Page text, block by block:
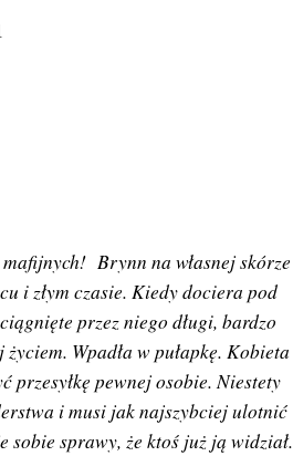
Brynn na własnej skórze
i złym czasie. Kiedy dociera pod
przez niego długi, bardzo
Wpadła w pułapkę. Kobieta
przesyłkę pewnej osobie. Niestety
i musi jak najszybciej ulotnić
sprawy, że ktoś już ją widział.